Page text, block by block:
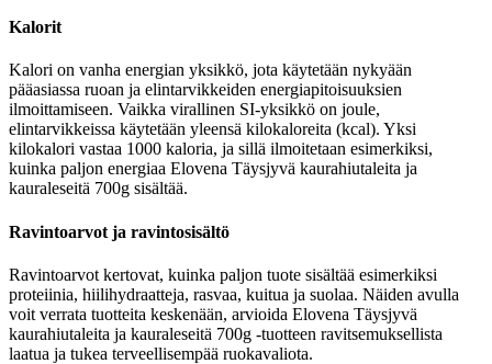
Kalorit
Kalori on vanha energian yksikkö, jota käytetään nykyään
pääasiassa ruoan ja elintarvikkeiden energiapitoisuuksien
ilmoittamiseen. Vaikka virallinen SI-yksikkö on joule,
elintarvikkeissa käytetään yleensä kilokaloreita (kcal). Yksi
kilokalori vastaa 1000 kaloria, ja sillä ilmoitetaan esimerkiksi,
kuinka paljon energiaa Elovena Täysjyvä kaurahiutaleita ja
kauraleseitä 700g sisältää.
Ravintoarvot ja ravintosisältö
Ravintoarvot kertovat, kuinka paljon tuote sisältää esimerkiksi
proteiinia, hiilihydraatteja, rasvaa, kuitua ja suolaa. Näiden avulla
voit verrata tuotteita keskenään, arvioida Elovena Täysjyvä
kaurahiutaleita ja kauraleseitä 700g -tuotteen ravitsemuksellista
laatua ja tukea terveellisempää ruokavaliota.